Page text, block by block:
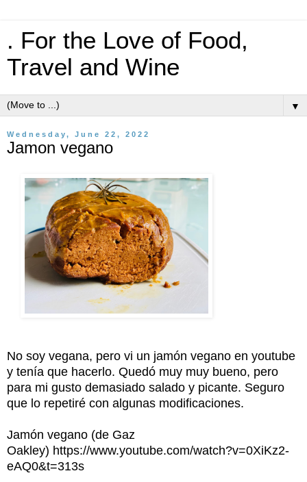
. For the Love of Food,
Travel and Wine
▼
Wednesday, June 22, 2022
Jamon vegano
No soy vegana, pero vi un jamón vegano en youtube
y tenía que hacerlo. Quedó muy muy bueno, pero
para mi gusto demasiado salado y picante. Seguro
que lo repetiré con algunas modificaciones.
Jamón vegano (de Gaz
Oakley) https://www.youtube.com/watch?v=0XiKz2-
eAQ0&t=313s